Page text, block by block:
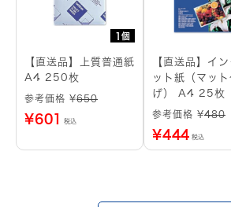
1個
【直送品】上質普通紙
A4 250枚
参考価格 ¥650
¥601 税込
【直送品】イン
ット紙（マット
げ） A4 25枚
参考価格 ¥480
¥444 税込